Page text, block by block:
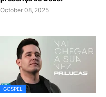
October 08, 2025
GOSPEL